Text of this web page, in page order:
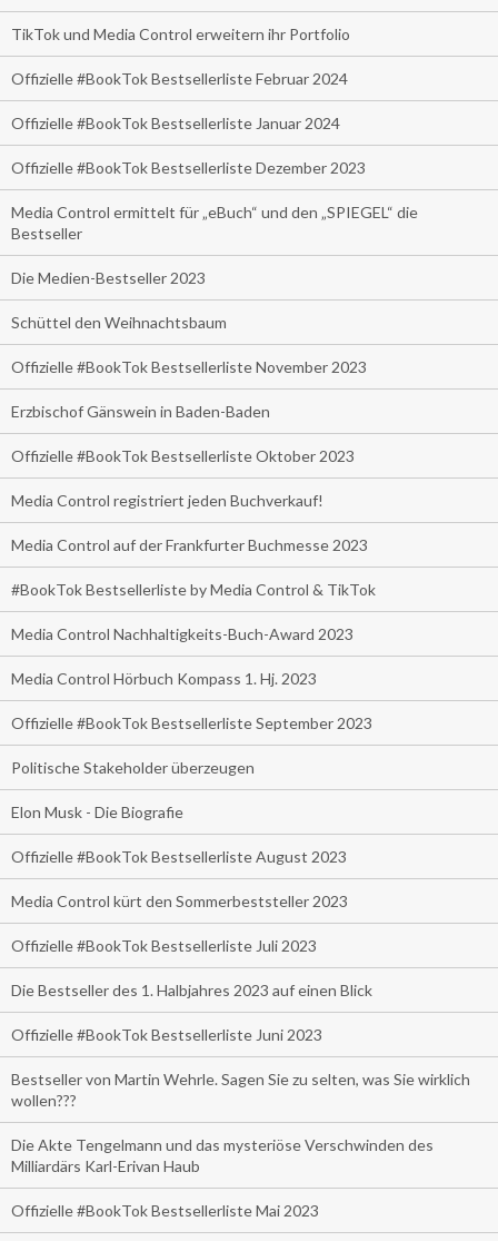
TikTok und Media Control erweitern ihr Portfolio
Offizielle #BookTok Bestsellerliste Februar 2024
Offizielle #BookTok Bestsellerliste Januar 2024
Offizielle #BookTok Bestsellerliste Dezember 2023
Media Control ermittelt für „eBuch“ und den „SPIEGEL“ die
Bestseller
Die Medien-Bestseller 2023
Schüttel den Weihnachtsbaum
Offizielle #BookTok Bestsellerliste November 2023
Erzbischof Gänswein in Baden-Baden
Offizielle #BookTok Bestsellerliste Oktober 2023
Media Control registriert jeden Buchverkauf!
Media Control auf der Frankfurter Buchmesse 2023
#BookTok Bestsellerliste by Media Control & TikTok
Media Control Nachhaltigkeits-Buch-Award 2023
Media Control Hörbuch Kompass 1. Hj. 2023
Offizielle #BookTok Bestsellerliste September 2023
Politische Stakeholder überzeugen
Elon Musk - Die Biografie
Offizielle #BookTok Bestsellerliste August 2023
Media Control kürt den Sommerbeststeller 2023
Offizielle #BookTok Bestsellerliste Juli 2023
Die Bestseller des 1. Halbjahres 2023 auf einen Blick
Offizielle #BookTok Bestsellerliste Juni 2023
Bestseller von Martin Wehrle. Sagen Sie zu selten, was Sie wirklich
wollen???
Die Akte Tengelmann und das mysteriöse Verschwinden des
Milliardärs Karl-Erivan Haub
Offizielle #BookTok Bestsellerliste Mai 2023